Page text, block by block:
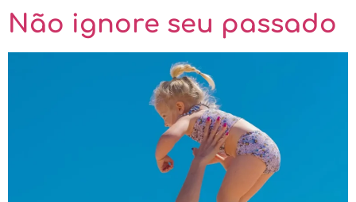
Não ignore seu passado